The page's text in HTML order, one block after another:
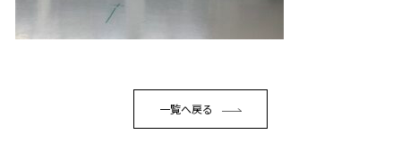
一覧へ戻る